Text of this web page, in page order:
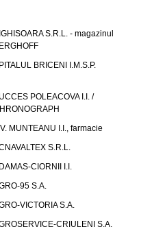
S.R.L. - magazinul
BRICENI I.M.S.P.
POLEACOVA I.I. /
MUNTEANU I.I., farmacie
S.R.L.
CIORNII I.I.
95 S.A.
VICTORIA S.A.
CRIULENI S.A.